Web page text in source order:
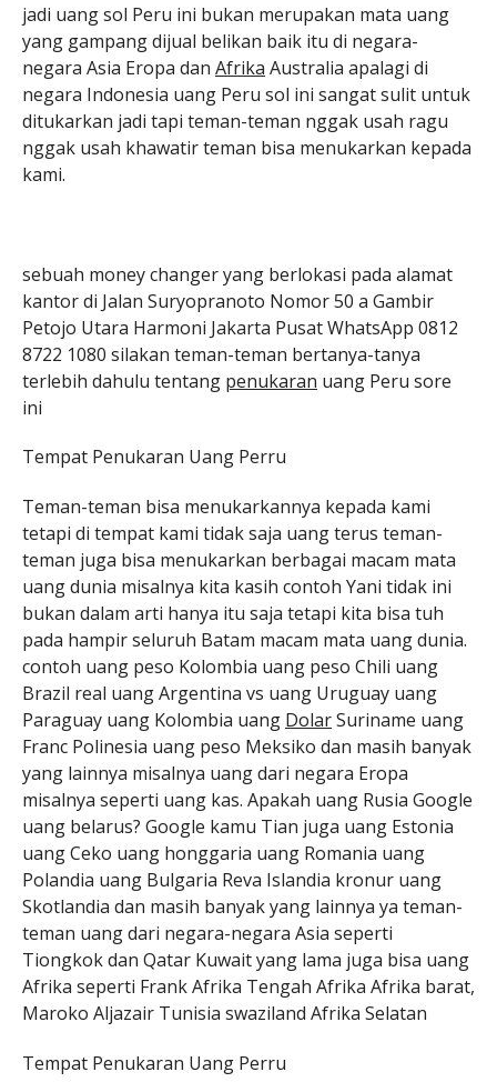
jadi uang sol Peru ini bukan merupakan mata uang
yang gampang dijual belikan baik itu di negara-
negara Asia Eropa dan Afrika Australia apalagi di
negara Indonesia uang Peru sol ini sangat sulit untuk
ditukarkan jadi tapi teman-teman nggak usah ragu
nggak usah khawatir teman bisa menukarkan kepada
kami.
sebuah money changer yang berlokasi pada alamat
kantor di Jalan Suryopranoto Nomor 50 a Gambir
Petojo Utara Harmoni Jakarta Pusat WhatsApp 0812
8722 1080 silakan teman-teman bertanya-tanya
terlebih dahulu tentang penukaran uang Peru sore
ini
Tempat Penukaran Uang Perru
Teman-teman bisa menukarkannya kepada kami
tetapi di tempat kami tidak saja uang terus teman-
teman juga bisa menukarkan berbagai macam mata
uang dunia misalnya kita kasih contoh Yani tidak ini
bukan dalam arti hanya itu saja tetapi kita bisa tuh
pada hampir seluruh Batam macam mata uang dunia.
contoh uang peso Kolombia uang peso Chili uang
Brazil real uang Argentina vs uang Uruguay uang
Paraguay uang Kolombia uang DolarSuriname uang
Franc Polinesia uang peso Meksiko dan masih banyak
yang lainnya misalnya uang dari negara Eropa
misalnya seperti uang kas. Apakah uang Rusia Google
uang belarus? Google kamu Tian juga uang Estonia
uang Ceko uang honggaria uang Romania uang
Polandia uang Bulgaria Reva Islandia kronur uang
Skotlandia dan masih banyak yang lainnya ya teman-
teman uang dari negara-negara Asia seperti
Tiongkok dan Qatar Kuwait yang lama juga bisa uang
Afrika seperti Frank Afrika Tengah Afrika Afrika barat,
Maroko Aljazair Tunisia swaziland Afrika Selatan
Tempat Penukaran Uang Perru